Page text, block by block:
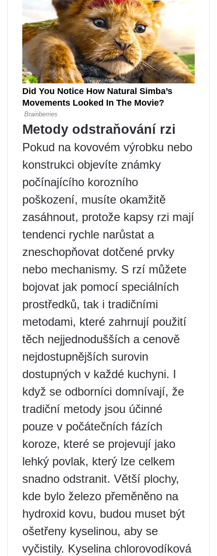
Metody odstraňování rzi
Pokud na kovovém výrobku nebo
konstrukci objevíte známky
počínajícího korozního
poškození, musíte okamžitě
zasáhnout, protože kapsy rzi mají
tendenci rychle narůstat a
zneschopňovat dotčené prvky
nebo mechanismy. S rzí můžete
bojovat jak pomocí speciálních
prostředků, tak i tradičními
metodami, které zahrnují použití
těch nejjednodušších a cenově
nejdostupnějších surovin
dostupných v každé kuchyni. I
když se odborníci domnívají, že
tradiční metody jsou účinné
pouze v počátečních fázích
koroze, které se projevují jako
lehký povlak, který lze celkem
snadno odstranit. Větší plochy,
kde bylo železo přeměněno na
hydroxid kovu, budou muset být
ošetřeny kyselinou, aby se
vyčistily. Kyselina chlorovodíková